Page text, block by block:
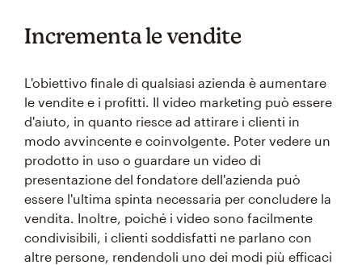
Incrementa le vendite
L'obiettivo finale di qualsiasi azienda è aumentare
le vendite e i profitti. Il video marketing può essere
d'aiuto, in quanto riesce ad attirare i clienti in
modo avvincente e coinvolgente. Poter vedere un
prodotto in uso o guardare un video di
presentazione del fondatore dell'azienda può
essere l'ultima spinta necessaria per concludere la
vendita. Inoltre, poiché i video sono facilmente
condivisibili, i clienti soddisfatti ne parlano con
altre persone, rendendoli uno dei modi più efficaci